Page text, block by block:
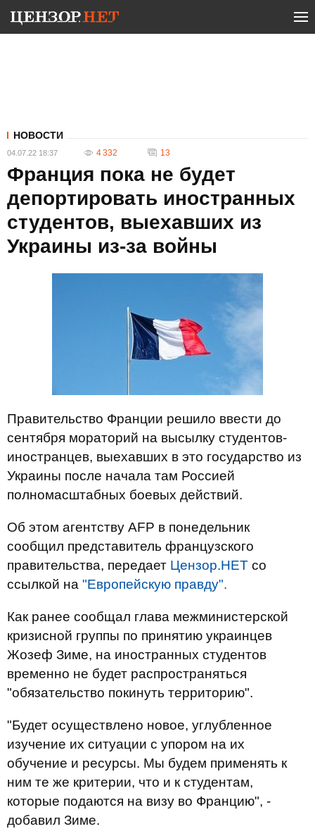
НОВОСТИ
04.07.22 18:37 4 332 13
Франция пока не будет
депортировать иностранных
студентов, выехавших из
Украины из-за войны
Правительство Франции решило ввести до
сентября мораторий на высылку студентов-
иностранцев, выехавших в это государство из
Украины после начала там Россией
полномасштабных боевых действий.
Об этом агентству AFP в понедельник
сообщил представитель французского
правительства, передает Цензор.НЕТ со
ссылкой на "Европейскую правду".
Как ранее сообщал глава межминистерской
кризисной группы по принятию украинцев
Жозеф Зиме, на иностранных студентов
временно не будет распространяться
"обязательство покинуть территорию".
"Будет осуществлено новое, углубленное
изучение их ситуации с упором на их
обучение и ресурсы. Мы будем применять к
ним те же критерии, что и к студентам,
которые подаются на визу во Францию", -
добавил Зиме.